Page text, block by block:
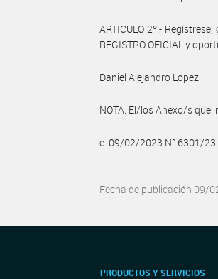
ARTICULO 2º.-
REGISTRO OFICIAL y
Daniel Alejandro Lopez
NOTA: El/los Anexo/s que
e. 09/02/2023 N° 6301/
Fecha de publicación 09/
PRODUCTOS Y SERVICIOS